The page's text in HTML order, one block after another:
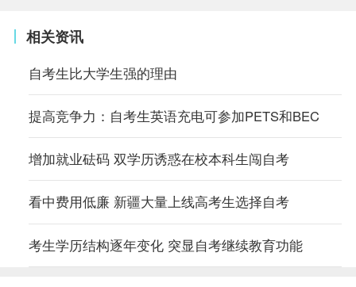
相关资讯
自考生比大学生强的理由
提高竞争力：自考生英语充电可参加PETS和BEC
增加就业砝码 双学历诱惑在校本科生闯自考
看中费用低廉 新疆大量上线高考生选择自考
考生学历结构逐年变化 突显自考继续教育功能